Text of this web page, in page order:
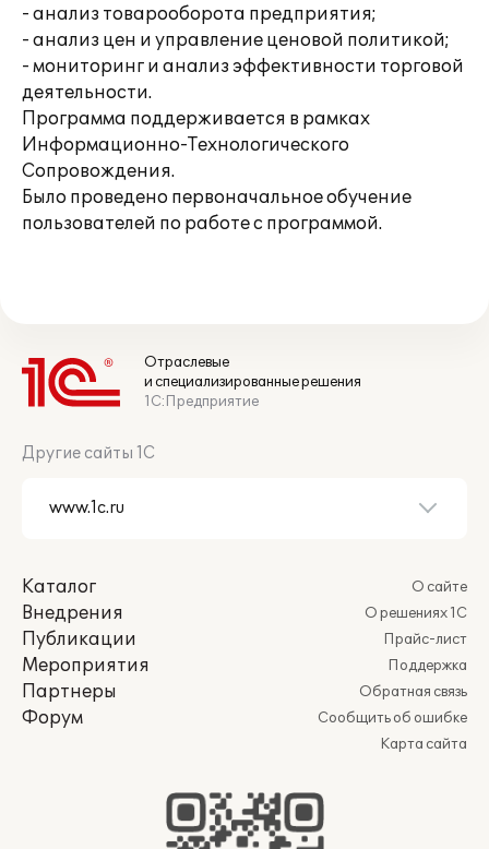
- анализ товарооборота предприятия;
- анализ цен и управление ценовой политикой;
- мониторинг и анализ эффективности торговой
деятельности.
Программа поддерживается в рамках
Информационно-Технологического
Сопровождения.
Было проведено первоначальное обучение
пользователей по работе с программой.
Отраслевые
и специализированные решения
1С:Предприятие
Другие сайты 1С
Каталог
Внедрения
Публикации
Мероприятия
Партнеры
Форум
О сайте
О решениях 1С
Прайс-лист
Поддержка
Обратная связь
Сообщить об ошибке
Карта сайта